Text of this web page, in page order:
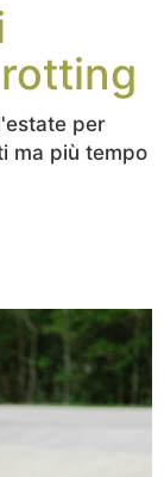
per
ma più tempo